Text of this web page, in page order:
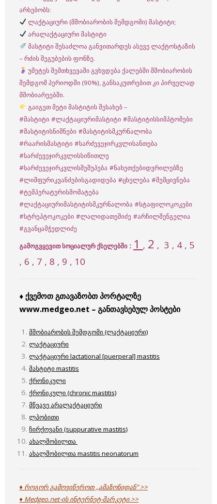
არსებობს:
ლაქტაციური (მშობიარობის შემდგომი) მასტიტი;
არალაქტაციური მასტიტი
მასტიტი შესაძლოა განვითარდეს ასევე ლაქტოსტაზის
– რძის შეგუბების ფონზე.
უმეტეს შემთხვევაში გვხვდება ქალებში მშობიარობის
შემდგომ პერიოდში (90%), განსაკუთრებით კი პირველად
მშობიარეებში.
გაიგეთ მეტი მასტიტის შესახებ –
#მასტიტი #ლაქტაციურიმასტიტი #მასტიტისსიმპტომები
#მასტიტისნიშნები #მასტიტისმკურნალობა
#რაარისმასტიტი #სარძევეჯირკვლისანთება
#სარძევეჯირკვლისსიწითლე
#სარძევეჯირკვლისშეშუპება #ნახეთქებიდვრილებზე
#ლიმფურიკვანძებისგადიდება #ცხელება #შემცივნება
#ტემპერატურისმომატება
#ლაქტაციურიმასტიტისმკურნალობა #სტაფილოკოკები
#სტრეპტოკოკები #ლალიდათეშიძე #არჩილშენგელია
#გვანცამჭედლიძე
გამოგვყევით სოციალურ ქსელებში : 1 , 2 , 3 , 4 , 5
, 6 , 7 , 8 , 9 , 10
♦ ქვემოთ გთავაზობთ პორტალზე
www.medgeo.net – განთავსებულ პოსტები
მშობიარობის შემდგომი (ლაქტაციური)
ლაქტაციური
ლაქტაციური lactational [puerperal] mastitis
მასტიტი mastitis
ქრონიკული
ქრონიკული (chronic mastitis)
მწვავე არალაქტაციური
ლპობითი
ჩირქოვანი (suppurative mastitis)
ახალშობილთა
ახალშობილთა mastitis neonatorum
♦ როგორ გამოვიწეროთ ,,ამაზონიდან” >>
♦ Medgeo.net-ის ინტერნეტ-მარკეტი >>